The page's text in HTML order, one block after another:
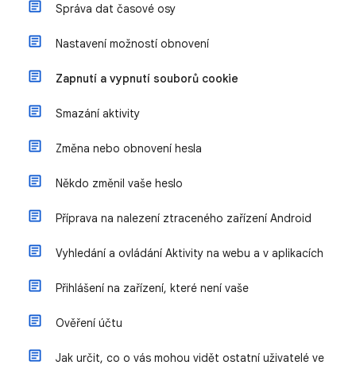
Správa dat časové osy
Nastavení možností obnovení
Zapnutí a vypnutí souborů cookie
Smazání aktivity
Změna nebo obnovení hesla
Někdo změnil vaše heslo
Příprava na nalezení ztraceného zařízení Android
Vyhledání a ovládání Aktivity na webu a v aplikacích
Přihlášení na zařízení, které není vaše
Ověření účtu
Jak určit, co o vás mohou vidět ostatní uživatelé ve